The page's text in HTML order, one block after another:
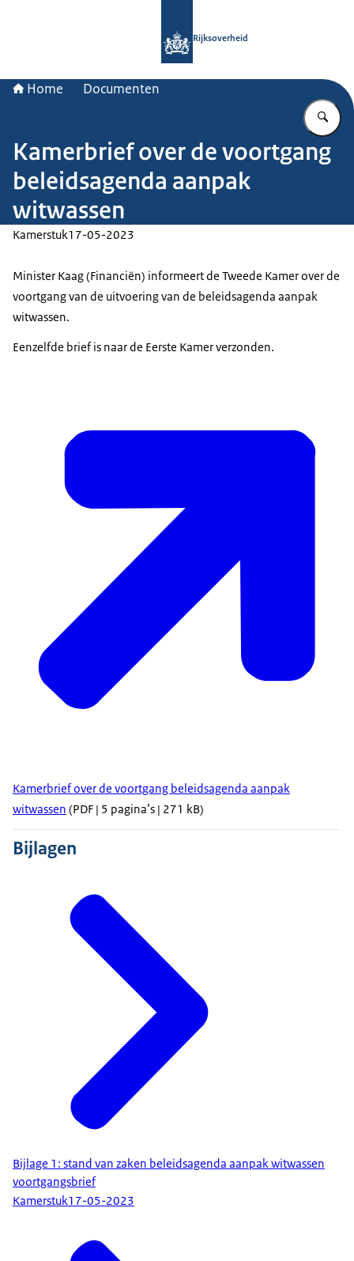
Rijksoverheid
Home Documenten
Kamerbrief over de voortgang
beleidsagenda aanpak
witwassen
Kamerstuk17-05-2023
Minister Kaag (Financiën) informeert de Tweede Kamer over de
voortgang van de uitvoering van de beleidsagenda aanpak
witwassen.
Eenzelfde brief is naar de Eerste Kamer verzonden.
Kamerbrief over de voortgang beleidsagenda aanpak
witwassen (PDF | 5 pagina’s | 271 kB)
Bijlagen
Bijlage 1: stand van zaken beleidsagenda aanpak witwassen
voortgangsbrief
Kamerstuk17-05-2023